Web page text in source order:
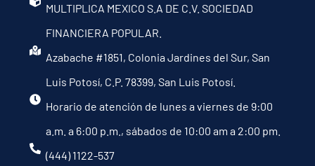
MULTIPLICA MEXICO S.A DE C.V. SOCIEDAD
FINANCIERA POPULAR.
Azabache #1851, Colonia Jardines del Sur, San
Luis Potosí, C.P. 78399, San Luis Potosí.
Horario de atención de lunes a viernes de 9:00
a.m. a 6:00 p.m., sábados de 10:00 am a 2:00 pm.
(444) 1122-537